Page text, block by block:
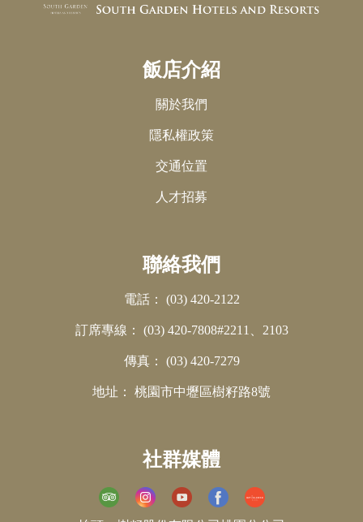
飯店介紹
關於我們
隱私權政策
交通位置
人才招募
聯絡我們
電話： (03) 420-2122
訂席專線： (03) 420-7808#2211、2103
傳真： (03) 420-7279
地址： 桃園市中壢區樹籽路8號
社群媒體